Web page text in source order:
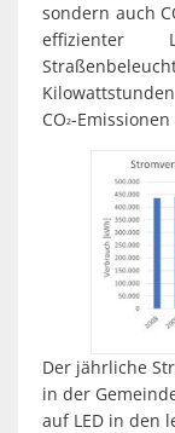
sondern auch
effizienter
CO²-
Der jährliche
in der
auf LED in den